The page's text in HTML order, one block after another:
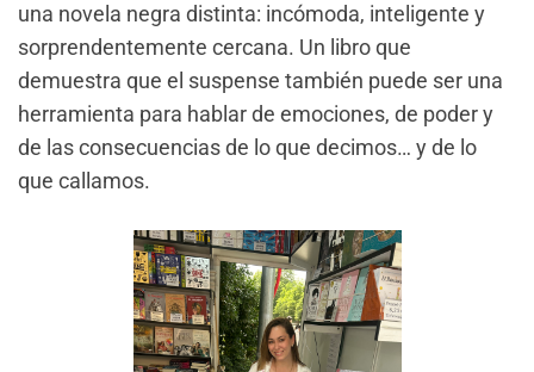
una novela negra distinta: incómoda, inteligente y
sorprendentemente cercana. Un libro que
demuestra que el suspense también puede ser una
herramienta para hablar de emociones, de poder y
de las consecuencias de lo que decimos… y de lo
que callamos.